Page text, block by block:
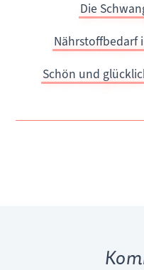
Die
Nährstoffbedarf
Schön und